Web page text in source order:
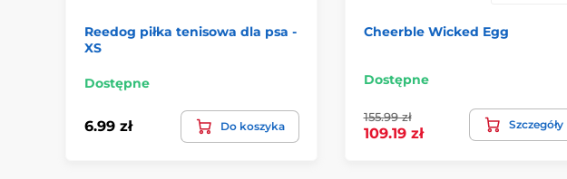
Reedog piłka tenisowa dla psa -
XS
Dostępne
6.99 zł Do koszyka
Cheerble Wicked Egg
Dostępne
155.99 zł
109.19 zł
Szczegóły